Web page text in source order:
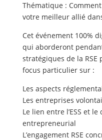
Thématique :
votre meilleur allié
Cet événement 100%
qui aborderont
stratégiques de la
focus particulier sur :
Les aspects
Les entreprises
Le lien entre l’ESS et
entrepreneurial
L’engagement RSE